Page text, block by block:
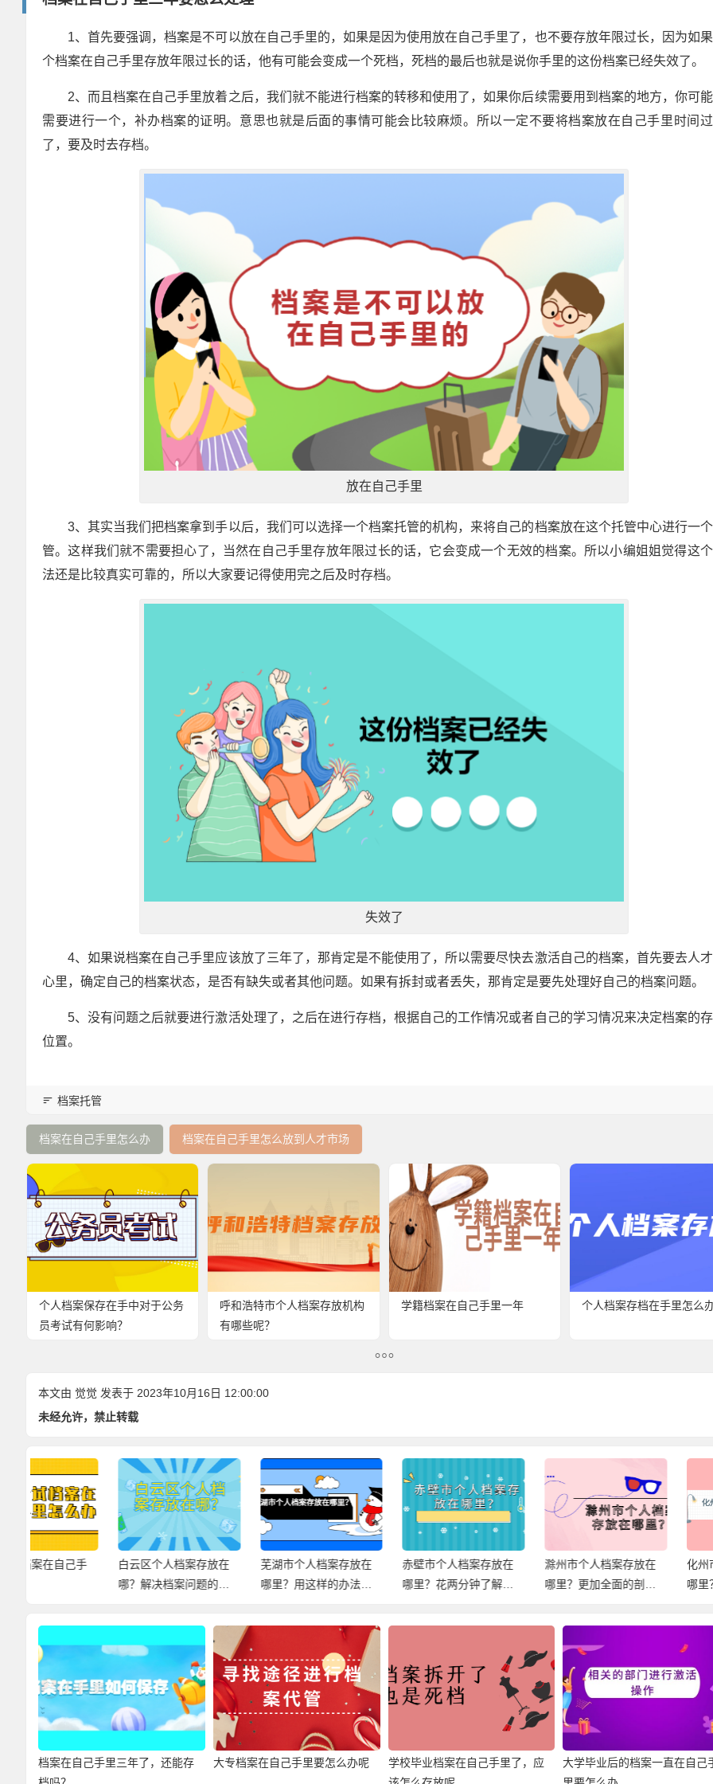
1、首先要强调，档案是不可以放在自己手里的，如果是因为使用放在自己手里了，也不要存放年限过长，因为如
个档案在自己手里存放年限过长的话，他有可能会变成一个死档，死档的最后也就是说你手里的这份档案已经失效了。
2、而且档案在自己手里放着之后，我们就不能进行档案的转移和使用了，如果你后续需要用到档案的地方，你可
需要进行一个，补办档案的证明。意思也就是后面的事情可能会比较麻烦。所以一定不要将档案放在自己手里时间
了，要及时去存档。
放在自己手里
3、其实当我们把档案拿到手以后，我们可以选择一个档案托管的机构，来将自己的档案放在这个托管中心进行一
管。这样我们就不需要担心了，当然在自己手里存放年限过长的话，它会变成一个无效的档案。所以小编姐姐觉得这
法还是比较真实可靠的，所以大家要记得使用完之后及时存档。
失效了
4、如果说档案在自己手里应该放了三年了，那肯定是不能使用了，所以需要尽快去激活自己的档案，首先要去人
心里，确定自己的档案状态，是否有缺失或者其他问题。如果有拆封或者丢失，那肯定是要先处理好自己的档案问题。
5、没有问题之后就要进行激活处理了，之后在进行存档，根据自己的工作情况或者自己的学习情况来决定档案的
位置。
档案托管
档案在自己手里怎么办 档案在自己手里怎么放到人才市场
个人档案保存在手中对于公务
员考试有何影响？
呼和浩特市个人档案存放机构
有哪些呢？
学籍档案在自己手里一年 个人档案存档在手里怎么
本文由 觉觉 发表于 2023年10月16日 12:00:00
未经允许，禁止转载
白云区个人档案存放在
哪？解决档案问题的小
芜湖市个人档案存放在
哪里？用这样的办法，
赤壁市个人档案存放在
哪里？花两分钟了解档
滁州市个人档案存放在
哪里？更加全面的剖析
化州市个人档案存放
哪里？最全面的档案
档案在自己手里三年了，还能存
大专档案在自己手里要怎么办呢
学校毕业档案在自己手里了，应
大学毕业后的档案一直在自己